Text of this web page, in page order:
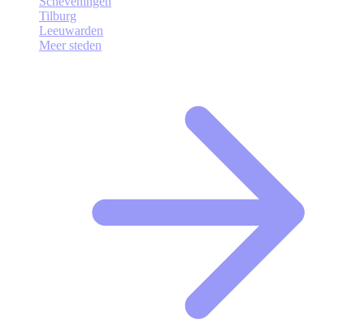
Tilburg
Leeuwarden
Meer steden